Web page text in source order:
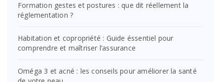
Formation gestes et postures : que dit réellement la
réglementation ?
Habitation et copropriété : Guide éssentiel pour
comprendre et maîtriser l’assurance
Oméga 3 et acné : les conseils pour améliorer la santé